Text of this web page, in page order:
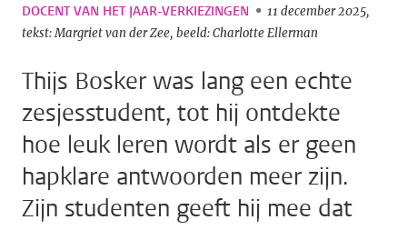
DOCENT VAN HET JAAR-VERKIEZINGEN
11 december 2025
tekst: Margriet van der Zee beeld: Charlotte Ellerman
Thijs Bosker was lang een echte
zesjesstudent, tot hij ontdekte
hoe leuk leren wordt als er geen
hapklare antwoorden meer zijn.
Zijn studenten geeft hij mee dat